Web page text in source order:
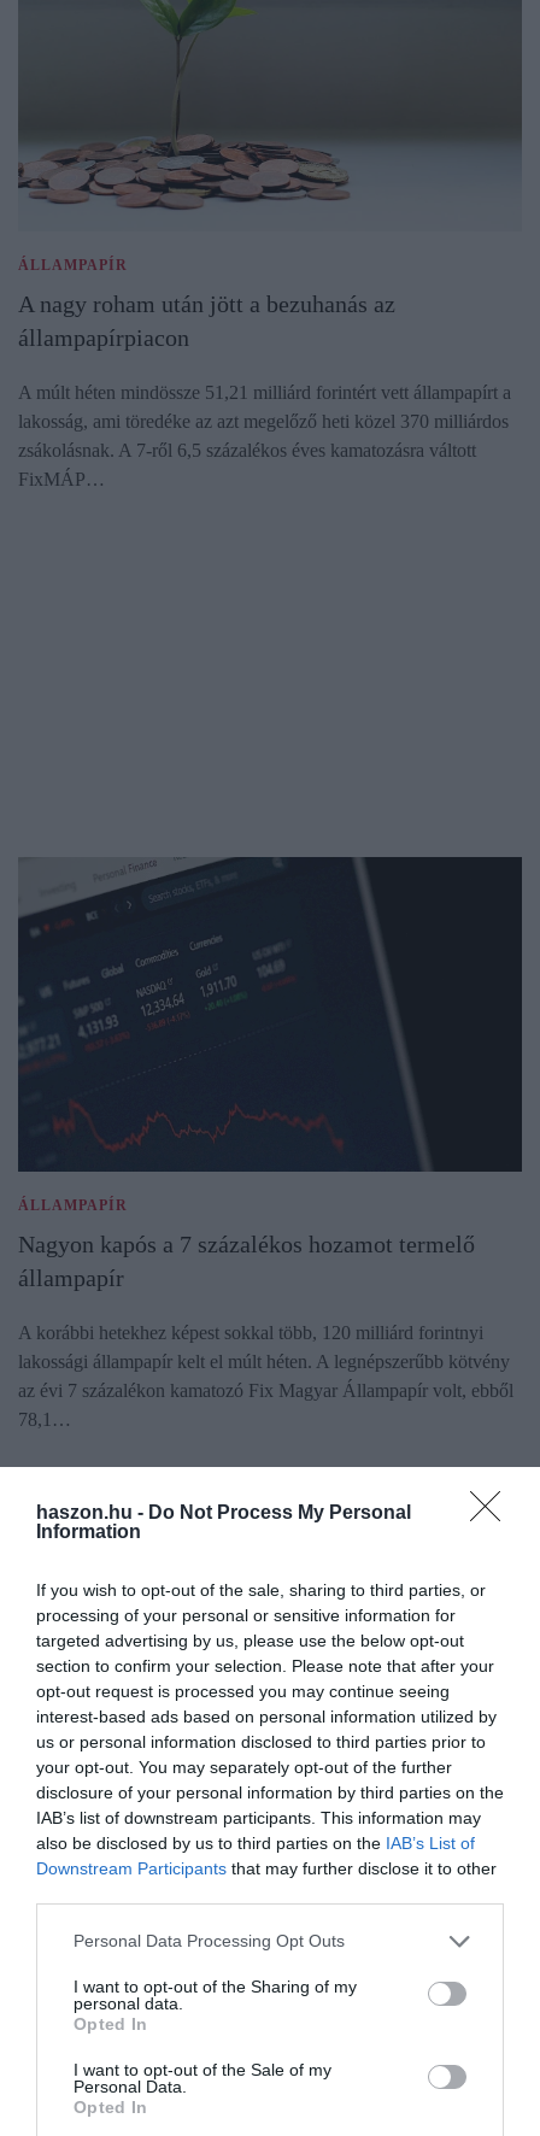
haszon.hu - Do Not Process My Personal
Information
If you wish to opt-out of the sale, sharing to third parties, or
processing of your personal or sensitive information for
targeted advertising by us, please use the below opt-out
section to confirm your selection. Please note that after your
opt-out request is processed you may continue seeing
interest-based ads based on personal information utilized by
us or personal information disclosed to third parties prior to
your opt-out. You may separately opt-out of the further
disclosure of your personal information by third parties on the
IAB’s list of downstream participants. This information may
also be disclosed by us to third parties on the IAB’s List of
Downstream Participants that may further disclose it to other
Please note that this website/app uses one or more Google
not limited to your visit or usage behaviour. You may click to
grant or deny consent to Google and its third-party tags to
use your data for below specified purposes in below Google
consent section.
Personal Data Processing Opt Outs
I want to opt-out of the Sharing of my
personal data.
Opted In
I want to opt-out of the Sale of my
Personal Data.
Opted In
ÁLLAMPAPÍR
A nagy roham után jött a bezuhanás az
állampapírpiacon
A múlt héten mindössze 51,21 milliárd forintért vett állampapírt a
lakosság, ami töredéke az azt megelőző heti közel 370 milliárdos
zsákolásnak. A 7-ről 6,5 százalékos éves kamatozásra váltott
FixMÁP…
ÁLLAMPAPÍR
Nagyon kapós a 7 százalékos hozamot termelő
állampapír
A korábbi hetekhez képest sokkal több, 120 milliárd forintnyi
lakossági állampapír kelt el múlt héten. A legnépszerűbb kötvény
az évi 7 százalékon kamatozó Fix Magyar Állampapír volt, ebből
78,1…